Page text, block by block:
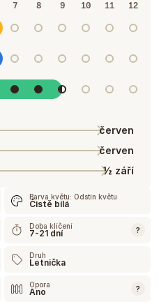
7 8 9 10 11 12
červen
červen
½ září
Barva květu: Odstín květu
Čistě bílá
Doba klíčení
7-21 dní ?
Druh
Letnička
Opora
Ano ?